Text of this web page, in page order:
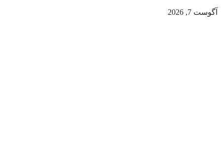
آگوست 7, 2026